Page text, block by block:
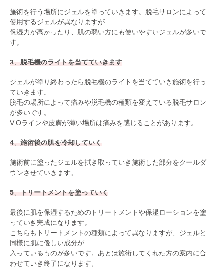
施術を行う場所にジェルを塗っていきます。脱毛サロンによって
使用するジェルが異なりますが
保湿力が高かったり、肌の弱い方にも使いやすいジェルが多いで
す。
3、脱毛機のライトを当てていきます
ジェルが塗り終わったら脱毛機のライトを当てていき施術を行っ
ていきます。
脱毛の場所によって痛みや脱毛機の種類を変えている脱毛サロン
が多いです。
VIOラインや皮膚が薄い場所は痛みを感じることがあります。
4、施術後の肌を冷却していく
施術前に塗ったジェルを拭き取っていき施術した部分をクールダ
ウンさせていきます。
5、トリートメントを塗っていく
最後に肌を保湿するためのトリートメントや保湿ローションを塗
っていき完成になります。
こちらもトリートメントの種類によって異なりますが、ジェルと
同様に肌に優しい成分が
入っているものが多いです。あとは施術してくれた方の案内に合
わせていき終了になります。